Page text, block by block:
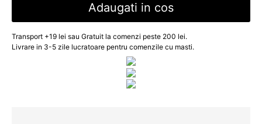
Adaugati in cos
Transport +19 lei sau Gratuit la comenzi peste 200 lei.
Livrare in 3-5 zile lucratoare pentru comenzile cu masti.